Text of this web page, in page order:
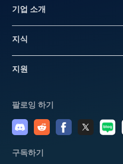
기업 소개
지식
지원
팔로잉 하기
구독하기